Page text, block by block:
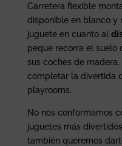
Carretera flexible
disponible en blanco y
juguete en cuanto al
peque recorra el suelo
sus coches de
completar la divertida
playrooms.
No nos conformamos
juguetes más
también queremos